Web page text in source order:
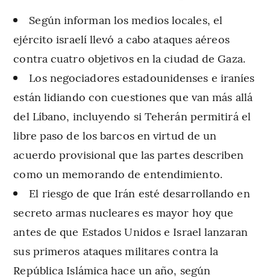
Según informan los medios locales, el
ejército israelí llevó a cabo ataques aéreos
contra cuatro objetivos en la ciudad de Gaza.
Los negociadores estadounidenses e iraníes
están lidiando con cuestiones que van más allá
del Líbano, incluyendo si Teherán permitirá el
libre paso de los barcos en virtud de un
acuerdo provisional que las partes describen
como un memorando de entendimiento.
El riesgo de que Irán esté desarrollando en
secreto armas nucleares es mayor hoy que
antes de que Estados Unidos e Israel lanzaran
sus primeros ataques militares contra la
República Islámica hace un año, según